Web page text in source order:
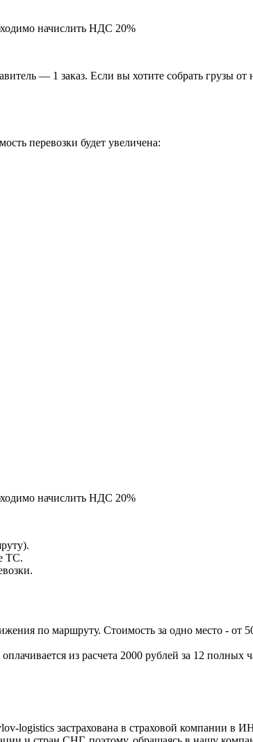
начислить НДС 20%
— 1 заказ. Если вы хотите собрать грузы
перевозки будет увеличена:
начислить НДС 20%
ТС.
по маршруту. Стоимость за одно место - от
из расчета 2000 рублей за 12 полных
logistics застрахована в страховой компании